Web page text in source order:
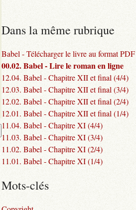
Dans la même rubrique
Babel - Télécharger le livre au format PDF
00.02. Babel - Lire le roman en ligne
12.04. Babel - Chapitre XII et final (4/4)
12.03. Babel - Chapitre XII et final (3/4)
12.02. Babel - Chapitre XII et final (2/4)
12.01. Babel - Chapitre XII et final (1/4)
11.04. Babel - Chapitre XI (4/4)
11.03. Babel - Chapitre XI (3/4)
11.02. Babel - Chapitre XI (2/4)
11.01. Babel - Chapitre XI (1/4)
Mots-clés